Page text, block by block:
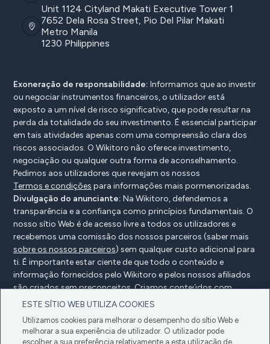
ESTE SÍTIO WEB UTILIZA COOKIES
Utilizamos cookies para melhorar o desempenho do sítio Web e
melhorar a sua experiência de utilizador. O utilizador pode
escolher a sua preferência relativamente a esta utilização de
Unit 1124 Cityland Makati Executive Tower 1
7652 Dela Rosa Street, Pio Del Pilar Makati
Metro Manila
1230 Philippines
Exoneração de responsabilidade: Informamos que ao investir
ou negociar instrumentos financeiros, o utilizador está
exposto a um nível de risco significativo, que pode resultar na
perda da totalidade do seu investimento. É essencial participar
em tais atividades apenas com uma compreensão clara dos
riscos associados. O Wikitoro não oferece investimento,
negociação ou qualquer outra forma de aconselhamento.
Pedimos aos utilizadores que revejam os nossos
Termos e condições para informações mais pormenorizadas.
Divulgação do anunciante: Na Wikitoro, defendemos a
transparência e a confiança como princípios fundamentais. O
nosso sítio Web é de acesso livre a todos os utilizadores e
recebemos uma comissão dos nossos parceiros (saber mais
sobre os nossos parceiros) sem qualquer custo adicional para
ti. É importante estar ciente de que todo o conteúdo e
informação fornecidos pelo Wikitoro e pelos nossos afiliados
são criados sem preconceitos. Criamos conteúdos com
grande cuidado para beneficiar os nossos leitores e, mais
compensação com os nossos parceiros.